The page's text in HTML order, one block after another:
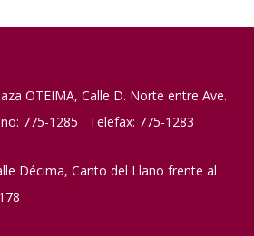
OTEIMA, Calle D. Norte entre Ave.
775-1285 Telefax: 775-1283
Décima, Canto del Llano frente al